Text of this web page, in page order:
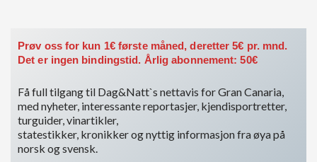
Prøv oss for kun 1€ første måned, deretter 5€ pr. mnd.
Det er ingen bindingstid. Årlig abonnement: 50€
Få full tilgang til Dag&Natt`s nettavis for Gran Canaria,
med nyheter, interessante reportasjer, kjendisportretter,
turguider, vinartikler,
statestikker, kronikker og nyttig informasjon fra øya på
norsk og svensk.